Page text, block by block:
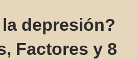
depresión?
Factores y 8